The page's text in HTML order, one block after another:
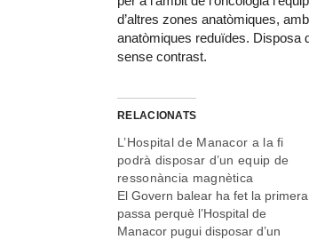
d’altres zones anatòmiques,
anatòmiques reduïdes. Disposa
sense contrast.
RELACIONATS
L’Hospital de Manacor a la fi
podrà disposar d’un equip de
ressonància magnètica
El Govern balear ha fet la primera
passa perquè l’Hospital de
Manacor pugui disposar d’un